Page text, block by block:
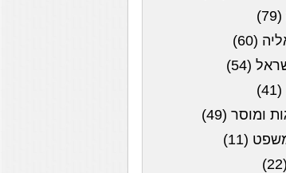
(60)
(54)
ומוסר (49)
(11)